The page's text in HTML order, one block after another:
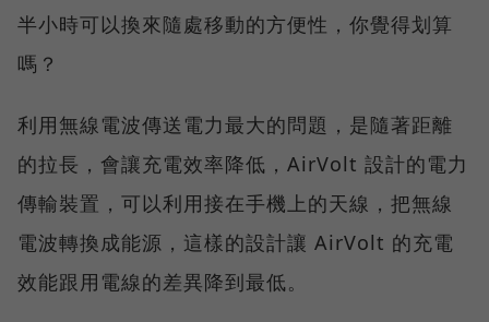
半小時可以換來隨處移動的方便性，你覺得划算
嗎？
利用無線電波傳送電力最大的問題，是隨著距離
的拉長，會讓充電效率降低，AirVolt 設計的電力
傳輸裝置，可以利用接在手機上的天線，把無線
電波轉換成能源，這樣的設計讓 AirVolt 的充電
效能跟用電線的差異降到最低。